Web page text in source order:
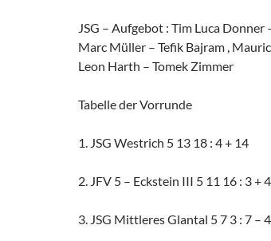
JSG – Aufgebot : Tim Luca
Marc Müller – Tefik Bajram ,
Leon Harth – Tomek Zimmer
Tabelle der Vorrunde
1. JSG Westrich 5 13 18 : 4 + 14
2. JFV 5 – Eckstein III 5 11 16 : 3 + 4
3. JSG Mittleres Glantal 5 7 3 : 7 – 4